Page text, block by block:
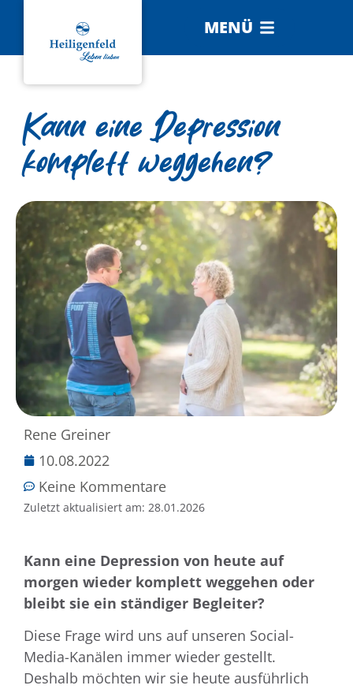
MENÜ
Kann eine Depression
komplett weggehen?
Rene Greiner
10.08.2022
Keine Kommentare
Zuletzt aktualisiert am: 28.01.2026
Kann eine Depression von heute auf
morgen wieder komplett weggehen oder
bleibt sie ein ständiger Begleiter?
Diese Frage wird uns auf unseren Social-
Media-Kanälen immer wieder gestellt.
Deshalb möchten wir sie heute ausführlich